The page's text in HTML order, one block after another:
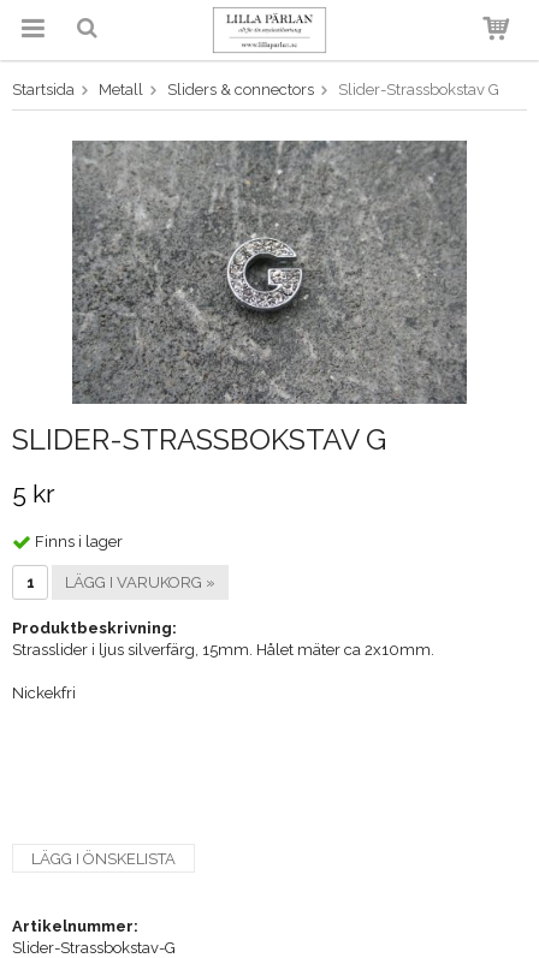
Produkten har blivit tillagd i
varukorgen
Startsida Metall Sliders & connectors Slider-Strassbokstav G
SLIDER-STRASSBOKSTAV G
5 kr
Finns i lager
LÄGG I VARUKORG »
Produktbeskrivning:
Strasslider i ljus silverfärg, 15mm. Hålet mäter ca 2x10mm.
Nickekfri
LÄGG I ÖNSKELISTA
Artikelnummer:
Slider-Strassbokstav-G